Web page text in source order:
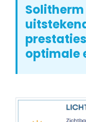
optimale